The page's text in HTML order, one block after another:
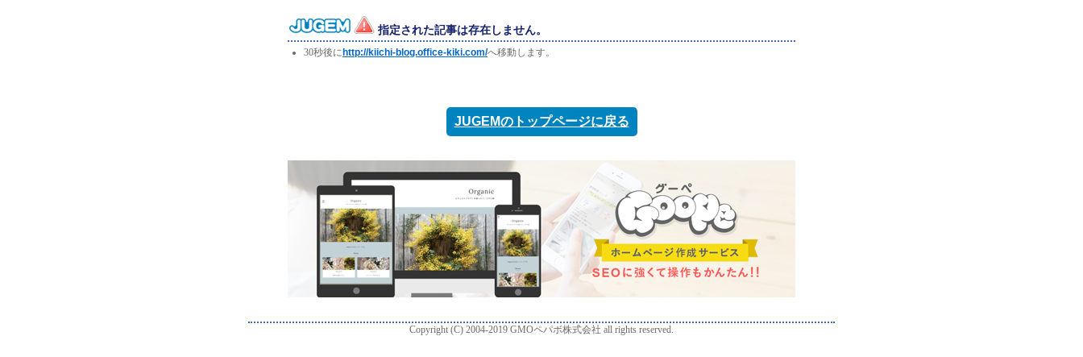
指定された記事は存在しません。
30秒後に http://kiichi-blog.office-kiki.com/へ移動します。
JUGEMのトップページに戻る
Copyright (C) 2004-2019 GMOペパボ株式会社 all rights reserved.